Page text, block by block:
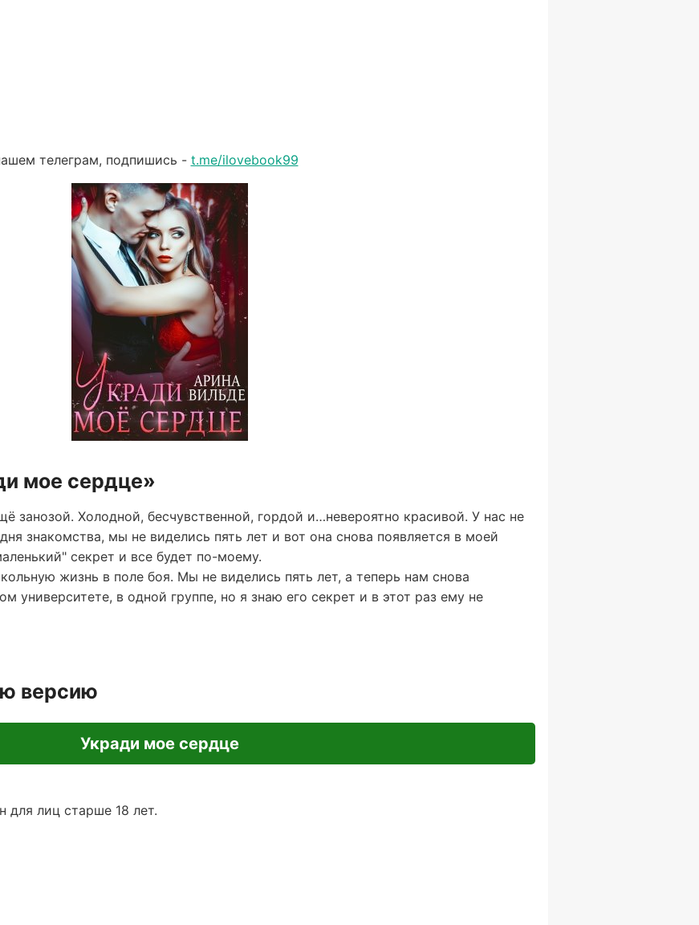
телеграм, подпишись - t.me/ilovebook99
мое сердце»
занозой. Холодной, бесчувственной, гордой и…невероятно красивой. У нас не
знакомства, мы не виделись пять лет и вот она снова появляется в моей
секрет и все будет по-моему.
жизнь в поле боя. Мы не виделись пять лет, а теперь нам снова
университете, в одной группе, но я знаю его секрет и в этот раз ему не
версию
Укради мое сердце
для лиц старше 18 лет.